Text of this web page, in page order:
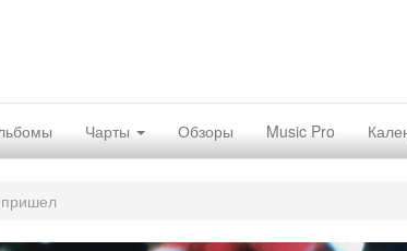
Чарты Обзоры Music Pro